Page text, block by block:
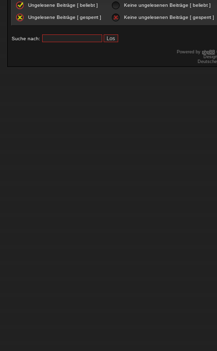
Ungelesene Beiträge [ beliebt ] Keine ungelesenen Beiträge [ beliebt ]
Ungelesene Beiträge [ gesperrt ] Keine ungelesenen Beiträge [ gesperrt ]
Suche nach:
Powered by phpBB